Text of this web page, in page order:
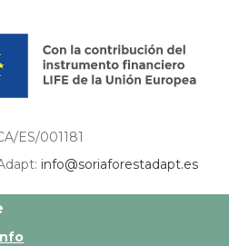
ES/001181
info@soriaforestadapt.es
o autores de los mismos, y no reflejan